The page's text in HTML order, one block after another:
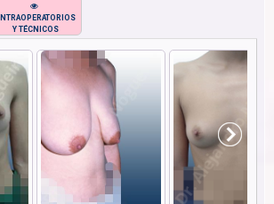
INTRAOPERATORIOS
Y TÉCNICOS